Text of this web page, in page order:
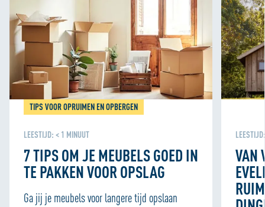
personaliseren en om functies voor social media te
bieden. We delen informatie over je gebruik van onze site
met onze partners voor social media, adverteren en
analyse zodat we ook buiten onze website een
persoonlijke ervaring kunnen bieden. Voor meer
informatie over hoe wij cookies gebruiken, bekijk onze
Cookie Policy
TIPS VOOR OPRUIMEN EN OPBERGEN
LEESTIJD: < 1 MINUUT
7 TIPS OM JE MEUBELS GOED IN
TE PAKKEN VOOR OPSLAG
Ga jij je meubels voor langere tijd opslaan
VAN